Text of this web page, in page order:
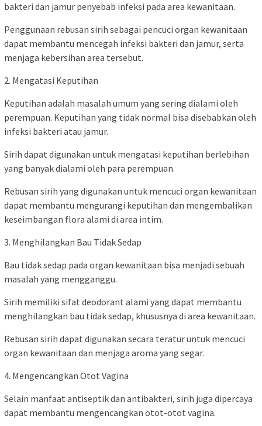
bakteri dan jamur penyebab infeksi pada area kewanitaan.
Penggunaan rebusan sirih sebagai pencuci organ kewanitaan
dapat membantu mencegah infeksi bakteri dan jamur, serta
menjaga kebersihan area tersebut.
2. Mengatasi Keputihan
Keputihan adalah masalah umum yang sering dialami oleh
perempuan. Keputihan yang tidak normal bisa disebabkan oleh
infeksi bakteri atau jamur.
Sirih dapat digunakan untuk mengatasi keputihan berlebihan
yang banyak dialami oleh para perempuan.
Rebusan sirih yang digunakan untuk mencuci organ kewanitaan
dapat membantu mengurangi keputihan dan mengembalikan
keseimbangan flora alami di area intim.
3. Menghilangkan Bau Tidak Sedap
Bau tidak sedap pada organ kewanitaan bisa menjadi sebuah
masalah yang mengganggu.
Sirih memiliki sifat deodorant alami yang dapat membantu
menghilangkan bau tidak sedap, khususnya di area kewanitaan.
Rebusan sirih dapat digunakan secara teratur untuk mencuci
organ kewanitaan dan menjaga aroma yang segar.
4. Mengencangkan Otot Vagina
Selain manfaat antiseptik dan antibakteri, sirih juga dipercaya
dapat membantu mengencangkan otot-otot vagina.